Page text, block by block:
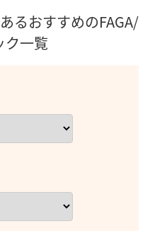
るおすすめのFAGA/
ク一覧